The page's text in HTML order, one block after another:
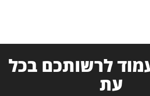
לרשותכם בכל
עת